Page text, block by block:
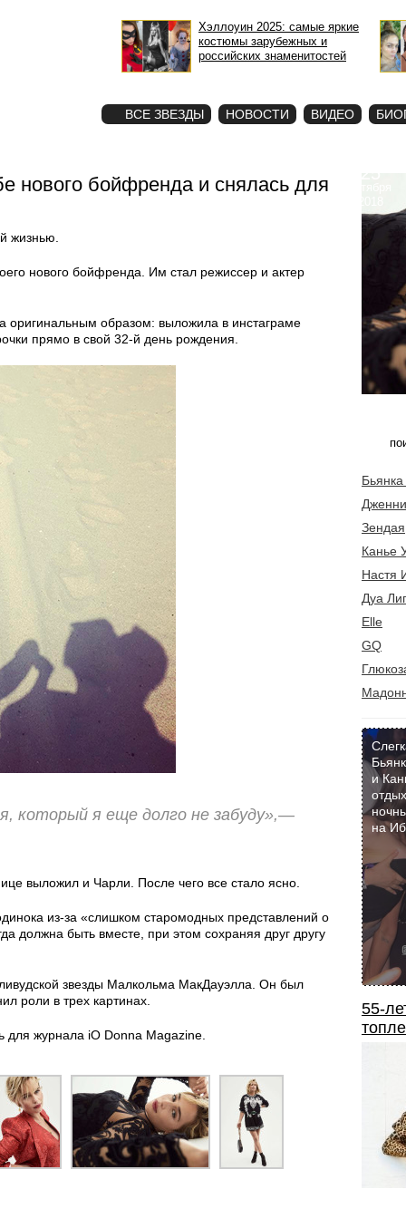
Хэллоуин 2025: самые яркие
костюмы зарубежных и
российских знаменитостей
ВСЕ ЗВЕЗДЫ НОВОСТИ ВИДЕО
нового бойфренда и снялась для
жизнью.
нового бойфренда. Им стал режиссер и актер
образом: выложила в инстаграме
прямо в свой 32-й день рождения.
который я еще долго не забуду»,—
выложил и Чарли. После чего все стало ясно.
из-за «слишком старомодных представлений о
должна быть вместе, при этом сохраняя друг другу
звезды Малкольма МакДауэлла. Он был
роли в трех картинах.
для журнала iO Donna Magazine.
Зендая
Канье
Настя
Дуа
Elle
GQ
и
на
55-